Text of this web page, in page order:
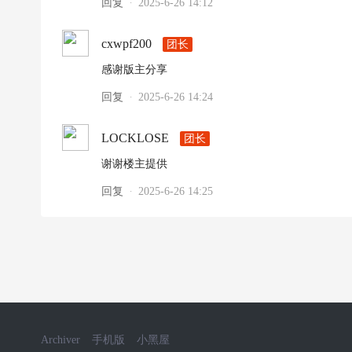
回复 · 2025-6-26 14:12
cxwpf200 团长
感谢版主分享
回复 · 2025-6-26 14:24
LOCKLOSE 团长
谢谢楼主提供
回复 · 2025-6-26 14:25
Archiver 手机版 小黑屋